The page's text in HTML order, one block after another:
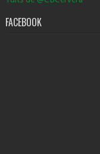
FACEBOOK